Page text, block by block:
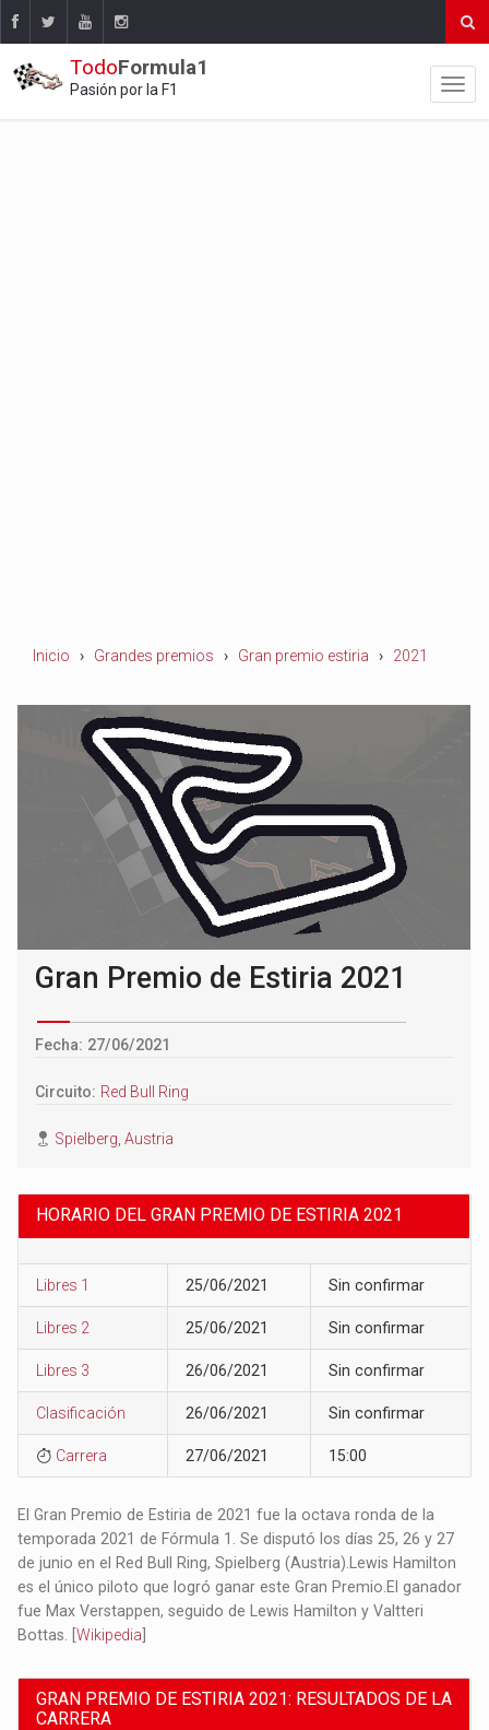
TodoFormula1
Pasión por la F1
Inicio Grandes premios Gran premio estiria 2021
Gran Premio de Estiria 2021
Fecha: 27/06/2021
Circuito: Red Bull Ring
Spielberg, Austria
HORARIO DEL GRAN PREMIO DE ESTIRIA 2021
Libres 1 25/06/2021 Sin confirmar
Libres 2 25/06/2021 Sin confirmar
Libres 3 26/06/2021 Sin confirmar
Clasificación 26/06/2021 Sin confirmar
Carrera 27/06/2021 15:00
El Gran Premio de Estiria de 2021 fue la octava ronda de la
temporada 2021 de Fórmula 1. Se disputó los días 25, 26 y 27
de junio en el Red Bull Ring, Spielberg (Austria).​ Lewis Hamilton
es el único piloto que logró ganar este Gran Premio.​ El ganador
fue Max Verstappen, seguido de Lewis Hamilton y Valtteri
Bottas.​ [Wikipedia
GRAN PREMIO DE ESTIRIA 2021: RESULTADOS DE LA
CARRERA